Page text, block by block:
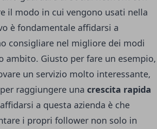
il modo in cui vengono usati nella
è fondamentale affidarsi a
consigliare nel migliore dei modi
ambito. Giusto per fare un esempio,
un servizio molto interessante,
raggiungere una crescita rapida
a questa azienda è che
i propri follower non solo in